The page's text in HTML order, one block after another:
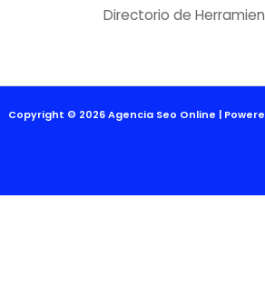
Directorio de
Copyright © 2026 Agencia Seo Online |